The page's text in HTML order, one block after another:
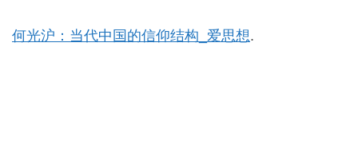
何光沪：当代中国的信仰结构_爱思想.